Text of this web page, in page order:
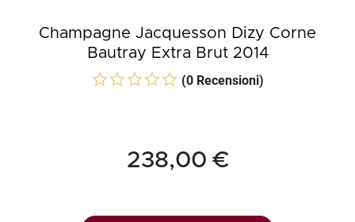
Champagne Jacquesson Dizy Corne
Bautray Extra Brut 2014
(0 Recensioni)
238,00 €